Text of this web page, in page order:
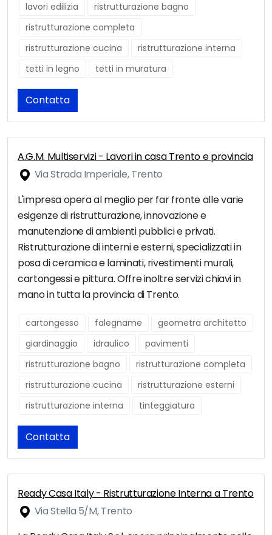
lavori edilizia
ristrutturazione bagno
ristrutturazione completa
ristrutturazione cucina
ristrutturazione interna
tetti in legno
tetti in muratura
Contatta
A.G.M. Multiservizi - Lavori in casa Trento e provincia
Via Strada Imperiale, Trento
L'impresa opera al meglio per far fronte alle varie
esigenze di ristrutturazione, innovazione e
manutenzione di ambienti pubblici e privati.
Ristrutturazione di interni e esterni, specializzati in
posa di ceramica e laminati, rivestimenti murali,
cartongessi e pittura. Offre inoltre servizi chiavi in
mano in tutta la provincia di Trento.
cartongesso falegname
geometra architetto
giardinaggio
idraulico
pavimenti
ristrutturazione bagno
ristrutturazione completa
ristrutturazione cucina
ristrutturazione esterni
ristrutturazione interna
tinteggiatura
Contatta
Ready Casa Italy - Ristrutturazione Interna a Trento
Via Stella 5/M, Trento